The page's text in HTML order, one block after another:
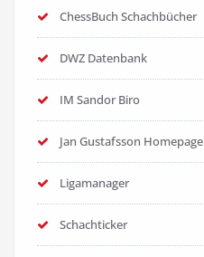
ChessBuch Schachbücher
DWZ Datenbank
IM Sandor Biro
Jan Gustafsson Homepage
Ligamanager
Schachticker